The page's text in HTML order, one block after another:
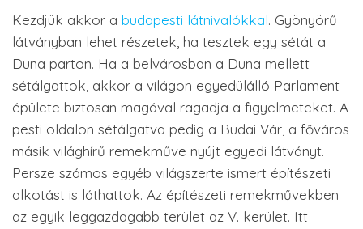
Kezdjük akkor a budapesti látnivalókkal. Gyönyörű
látványban lehet részetek, ha tesztek egy sétát a
Duna parton. Ha a belvárosban a Duna mellett
sétálgattok, akkor a világon egyedülálló Parlament
épülete biztosan magával ragadja a figyelmeteket. A
pesti oldalon sétálgatva pedig a Budai Vár, a főváros
másik világhírű remekműve nyújt egyedi látványt.
Persze számos egyéb világszerte ismert építészeti
alkotást is láthattok. Az építészeti remekművekben
az egyik leggazdagabb terület az V. kerület. Itt